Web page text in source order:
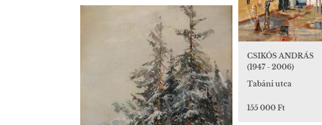
CSIKÓS ANDRÁS
(1947 - 2006)
Tabáni utca
155 000 Ft